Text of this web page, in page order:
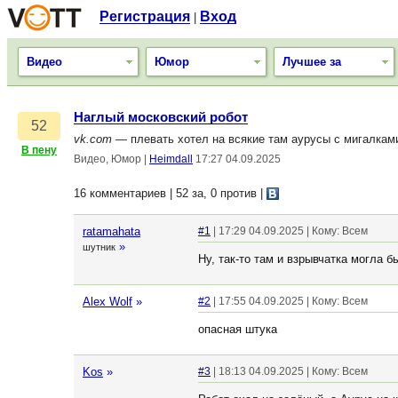
Регистрация Вход
Видео Юмор Лучшее за
52
В пену
Наглый московский робот
vk.com — плевать хотел на всякие там аурусы с
Видео, Юмор Heimdall 17:27 04.09.2025
16 комментариев | 52 за, 0 против
ratamahata
шутник »
#1 | 17:29 04.09.2025 | Кому: Всем
Ну, так-то там и взрывчатка могла
Alex Wolf » #2 | 17:55 04.09.2025 | Кому: Всем
опасная штука
Kos » #3 | 18:13 04.09.2025 | Кому: Всем